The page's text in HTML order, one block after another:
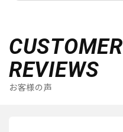
CUSTOMER
REVIEWS
お客様の声